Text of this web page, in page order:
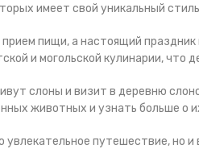
имеет свой уникальный
пищи, а настоящий
и могольской кулинарии, что
слоны и визит в деревню
животных и узнать больше о
увлекательное путешествие, но